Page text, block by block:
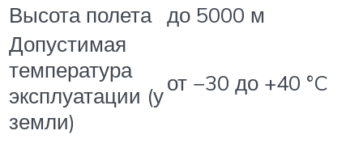
Высота полета до 5000 м
Допустимая
температура
эксплуатации (у
земли)
от −30 до +40 °C